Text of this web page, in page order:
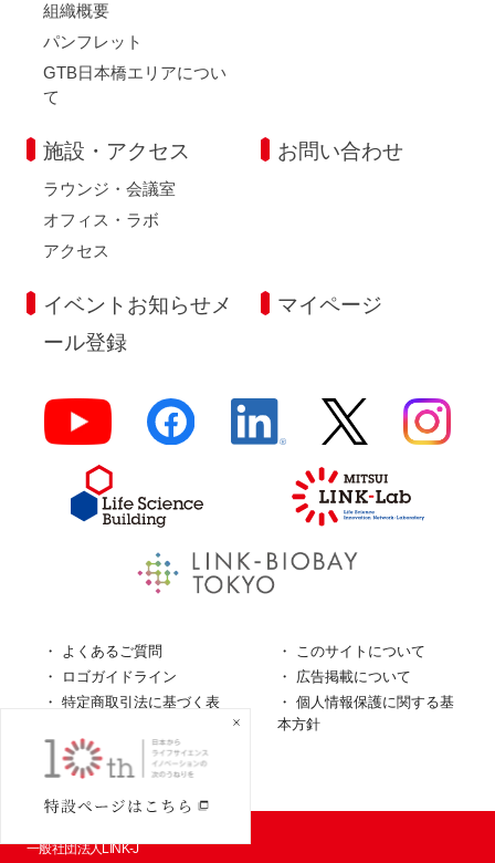
組織概要
パンフレット
GTB日本橋エリアについ
て
施設・アクセス
ラウンジ・会議室
オフィス・ラボ
アクセス
お問い合わせ
イベントお知らせメ
ール登録
マイページ
よくあるご質問
このサイトについて
ロゴガイドライン
広告掲載について
特定商取引法に基づく表
個人情報保護に関する基
本方針
個人情報の取扱について
一般社団法人LINK-J